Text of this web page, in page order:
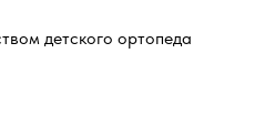
детского ортопеда